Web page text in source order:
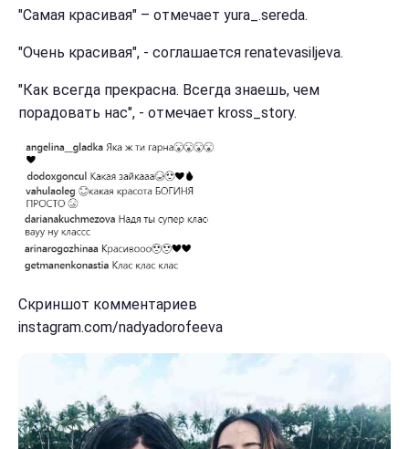
"Самая красивая" – отмечает yura_.sereda.
"Очень красивая", - соглашается renatevasiljeva.
"Как всегда прекрасна. Всегда знаешь, чем
порадовать нас", - отмечает kross_story.
Скриншот комментариев
instagram.com/nadyadorofeeva